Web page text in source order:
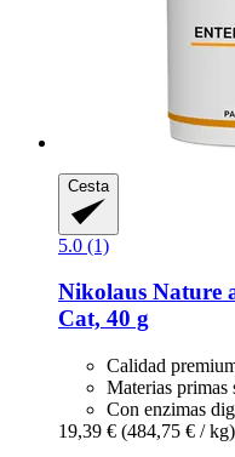
Cesta
5.0 (1)
Nikolaus Nature
Cat, 40 g
Calidad
Materias primas
Con enzimas
19,39 € (484,75 € / kg)